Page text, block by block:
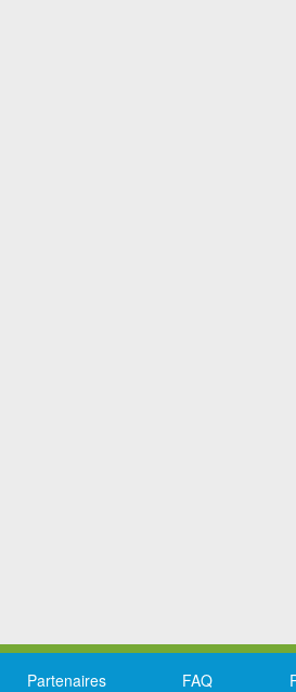
Partenaires FAQ